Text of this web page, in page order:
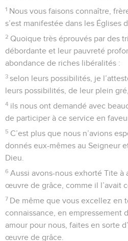
1 Nous vous faisons connaître,
s’est manifestée dans les Églises
2 Quoique très éprouvés par des
débordante et leur pauvreté
abondance de riches libéralités :
3 selon leurs possibilités, je
leurs possibilités, de leur plein gré,
4 ils nous ont demandé avec
de participer à ce service en
5 C’est plus que nous n’avions
donnés eux-mêmes au Seigneur
Dieu.
6 Aussi avons-nous exhorté Tite à
œuvre de grâce, comme il l’avait
7 De même que vous excellez en
connaissance, en empressement
amour pour nous, faites en sorte
œuvre de grâce.